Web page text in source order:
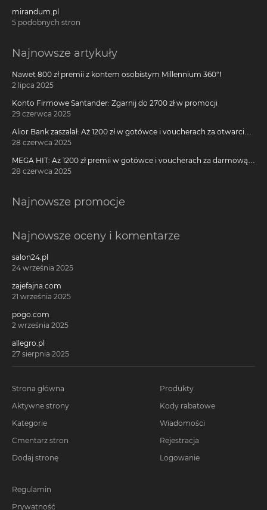
mirandum.pl
5 podobnych stron
Najnowsze artykuły
Nawet 800 zł premii z kontem osobistym Millennium 360°!
2 lipca 2025
Konto Firmowe Santander: Zgarnij do 2700 zł w promocji
29 czerwca 2025
Alior Bank zaszalał: Aż 1200 zł w gotówce i voucherach za otwarcie
darmowego konta!
28 czerwca 2025
MEGA HIT: Aż 1200 zł premii w gotówce i voucherach za darmową
kartę kredytową Citi Simplicity
28 czerwca 2025
Najnowsze promocje
Najnowsze oceny i komentarze
salon24.pl
24 września 2025
zajefajna.com
21 września 2025
pogo.com
2 września 2025
allegro.pl
27 sierpnia 2025
Strona główna
Aktywne strony
Kategorie
Cmentarz stron
Dodaj stronę
Produkty
Kody rabatowe
Wiadomości
Rejestracja
Logowanie
Regulamin
Prywatność